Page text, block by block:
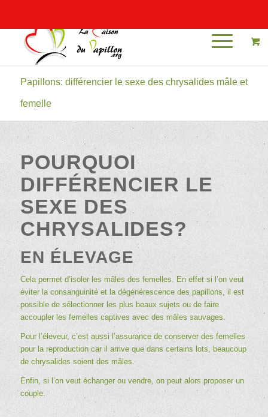
Papillons: différencier le sexe des chrysalides mâle et
femelle
POURQUOI
DIFFÉRENCIER LE
SEXE DES
CHRYSALIDES?
EN ÉLEVAGE
Cela permet d’isoler les mâles des femelles. En effet si l’on veut
éviter la consanguinité et la dégénérescence des papillons, il est
possible de sélectionner les plus beaux sujets ou de faire
accoupler les femelles captives avec des mâles sauvages.
Pour l’éleveur, c’est aussi l’assurance de conserver des femelles
pour la reproduction car il arrive que dans certains lots, beaucoup
de chrysalides soient des mâles.
Enfin, si l’on veut échanger ou vendre, on peut alors proposer un
couple.